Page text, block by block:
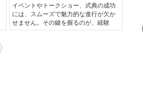
イベントやトークショー、式典の成功
には、スムーズで魅力的な進行が欠か
せません。その鍵を握るのが、経験